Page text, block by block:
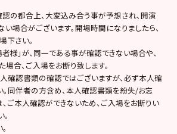
の都合上、大変込み合う事が予想され、開演
場合がございます。開場時間になりましたら、
下さい。
様」が、同一である事が確認できない場合や、
合、ご入場をお断り致します。
確認書類の確認ではございますが、必ず本人確
。同伴者の方含め、本人確認書類を紛失/お忘
ご本人確認ができないため、ご入場をお断りい